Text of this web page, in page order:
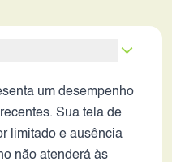
um desempenho
Sua tela de
limitado e ausência
não atenderá às